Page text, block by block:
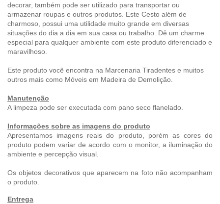
decorar, também pode ser utilizado para transportar ou
armazenar roupas e outros produtos Este Cesto além de
charmoso, possui uma utilidade muito grande em diversas
situações do dia a dia em sua casa ou trabalho. Dê um charme
especial para qualquer ambiente com este produto diferenciado e
maravilhoso.
Este produto você encontra na Marcenaria Tiradentes e muitos
outros mais como Móveis em Madeira de Demolição.
Manutenção
A limpeza pode ser executada com pano seco flanelado.
Informações sobre as imagens do produto
Apresentamos imagens reais do produto, porém as cores do
produto podem variar de acordo com o monitor, a iluminação do
ambiente e percepção visual.
Os objetos decorativos que aparecem na foto não acompanham
o produto.
Entrega